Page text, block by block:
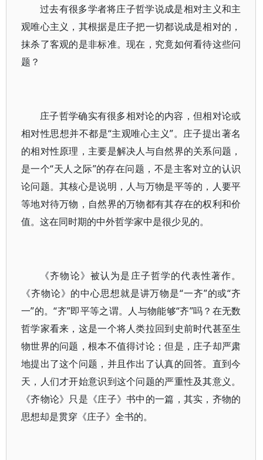
过去有很多学者将庄子哲学说成是相对主义和主
观唯心主义，其根据是庄子把一切都说成是相对的，
抹杀了客观的是非标准。现在，究竟如何看待这些问
题？
庄子哲学确实有很多相对论的内容，但相对论或
相对性思想并不都是“主观唯心主义”。庄子提出著名
的相对性原理，主要是解决人与自然界的关系问题，
是一个“天人之际”的存在问题，不是主客对立的认识
论问题。其核心是说明，人与万物是平等的，人要平
等地对待万物，自然界的万物都有其存在的权利和价
值。这在同时期的中外哲学家中是很少见的。
《齐物论》被认为是庄子哲学的代表性著作。
《齐物论》的中心思想就是讲万物是“一齐”的或“齐
一”的。“齐”即平等之谓。人与物能够“齐”吗？在无数
哲学家看来，这是一个将人类拉回到史前时代甚至生
物世界的问题，根本不值得讨论；但是，庄子却严肃
地提出了这个问题，并且作出了认真的回答。直到今
天，人们才开始意识到这个问题的严重性及其意义。
《齐物论》只是《庄子》书中的一篇，其实，齐物的
思想却是贯穿《庄子》全书的。